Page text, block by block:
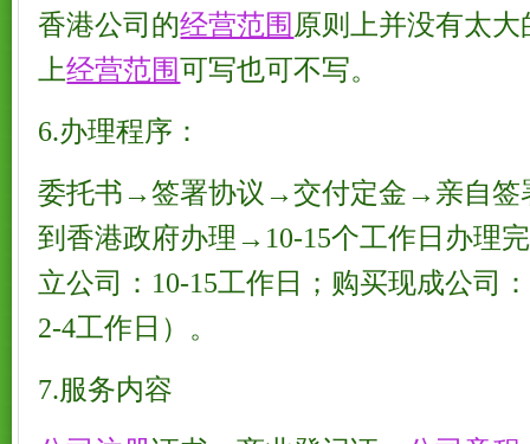
香港公司的经营范围 原则上并没有太
上经营范围可写也可不写。
6.办理程序：
委托书→签署协议→交付定金→亲自签
到香港政府办理→10-15个工作日办理
立公司：10-15工作日；购买现成公司
2-4工作日）。
7.服务内容